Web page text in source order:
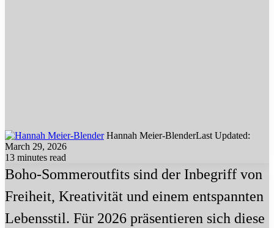
Hannah Meier-BlenderLast Updated:
March 29, 2026
13 minutes read
Boho-Sommeroutfits sind der Inbegriff von
Freiheit, Kreativität und einem entspannten
Lebensstil. Für 2026 präsentieren sich diese